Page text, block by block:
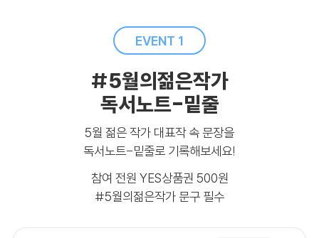
EVENT 1
#5월의젊은작가
독서노트-밑줄
5월 젊은 작가 대표작 속 문장을
독서노트-밑줄로 기록해보세요!
참여 전원 YES상품권 500원
#5월의젊은작가 문구 필수